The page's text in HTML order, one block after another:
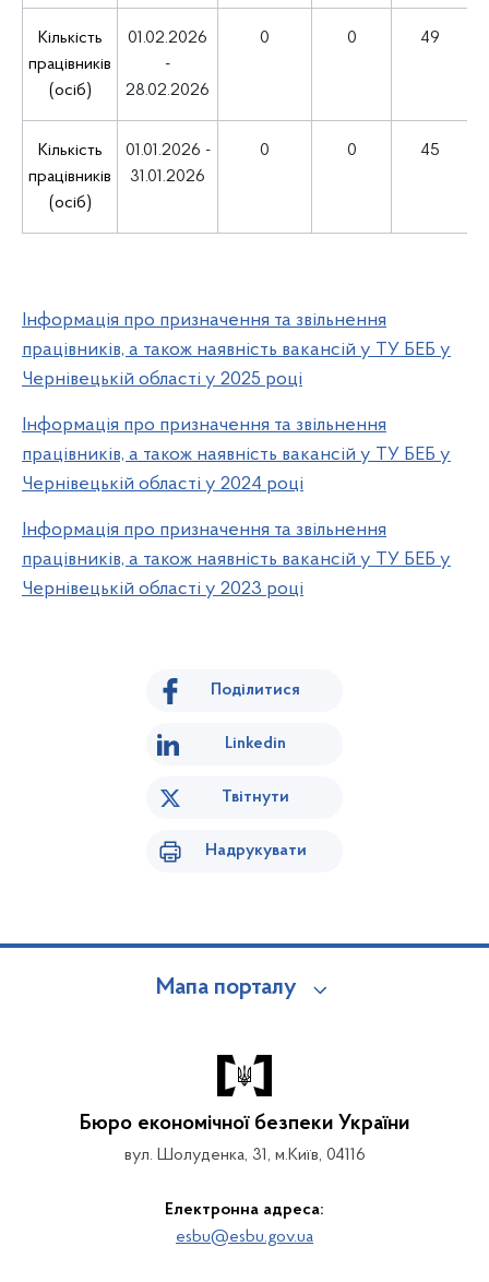
Кількість
працівників
(осіб)
01.02.2026
-
28.02.2026
0 0 49
Кількість
працівників
(осіб)
01.01.2026 -
31.01.2026
0 0 45
Інформація про призначення та звільнення
працівників, а також наявність вакансій у ТУ БЕБ у
Чернівецькій області у 2025 році
Інформація про призначення та звільнення
працівників, а також наявність вакансій у ТУ БЕБ у
Чернівецькій області у 2024 році
Інформація про призначення та звільнення
працівників, а також наявність вакансій у ТУ БЕБ у
Чернівецькій області у 2023 році
Поділитися
Linkedin
Твітнути
Надрукувати
Мапа порталу
Бюро економічної безпеки України
вул. Шолуденка, 31, м.Київ, 04116
Електронна адреса:
esbu@esbu.gov.ua